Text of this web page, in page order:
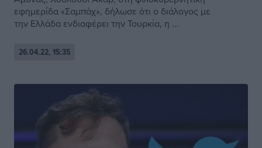
εφημερίδα «Σαμπάχ», δήλωσε ότι ο διάλογος με
την Ελλάδα ενδιαφέρει την Τουρκία, η ...
26.04.22, 15:35